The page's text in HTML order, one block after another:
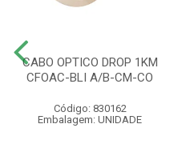
CABO OPTICO DROP 1KM
CFOAC-BLI A/B-CM-CO
Código: 830162
Embalagem: UNIDADE